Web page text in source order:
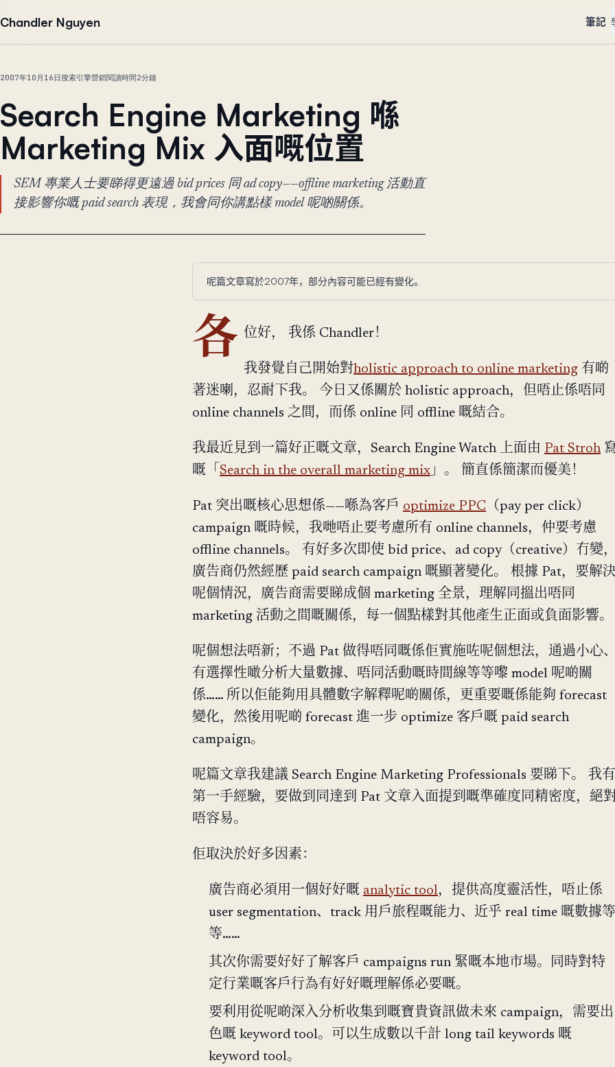
Chandler Nguyen 筆記
2007年10月16日搜索引擎營銷閱讀時間2分鐘
Search Engine Marketing 喺
Marketing Mix 入面嘅位置
SEM 專業人士要睇得更遠過 bid prices 同 ad copy——offline marketing 活動直
接影響你嘅 paid search 表現，我會同你講點樣 model 呢啲關係。
呢篇文章寫於2007年，部分內容可能已經有變化。
各 位好， 我係 Chandler！
我發覺自己開始對holistic approach to online marketing 有啲
著迷喇，忍耐下我。 今日又係關於 holistic approach，但唔止係唔同
online channels 之間，而係 online 同 offline 嘅結合。
我最近見到一篇好正嘅文章，Search Engine Watch 上面由 Pat Stroh
嘅「 Search in the overall marketing mix 」。 簡直係簡潔而優美！
Pat 突出嘅核心思想係——喺為客戶 optimize PPC （pay per click）
campaign 嘅時候，我哋唔止要考慮所有 online channels，仲要考慮
offline channels。 有好多次即使 bid price、ad copy（creative）冇變
廣告商仍然經歷 paid search campaign 嘅顯著變化。 根據 Pat，要解
呢個情況，廣告商需要睇成個 marketing 全景，理解同搵出唔同
marketing 活動之間嘅關係，每一個點樣對其他產生正面或負面影響。
呢個想法唔新；不過 Pat 做得唔同嘅係佢實施咗呢個想法，通過小心
有選擇性噉分析大量數據、唔同活動嘅時間線等等嚟 model 呢啲關
係…… 所以佢能夠用具體數字解釋呢啲關係，更重要嘅係能夠 forecast
變化，然後用呢啲 forecast 進一步 optimize 客戶嘅 paid search
campaign。
呢篇文章我建議 Search Engine Marketing Professionals 要睇下。 我有
第一手經驗，要做到同達到 Pat 文章入面提到嘅準確度同精密度，絕
唔容易。
佢取決於好多因素：
廣告商必須用一個好好嘅 analytic tool，提供高度靈活性，唔止係
user segmentation、track 用戶旅程嘅能力、近乎 real time 嘅數據等
等……
其次你需要好好了解客戶 campaigns run 緊嘅本地市場。同時對特
定行業嘅客戶行為有好好嘅理解係必要嘅。
要利用從呢啲深入分析收集到嘅寶貴資訊做未來 campaign，需要出
色嘅 keyword tool。可以生成數以千計 long tail keywords 嘅
keyword tool。